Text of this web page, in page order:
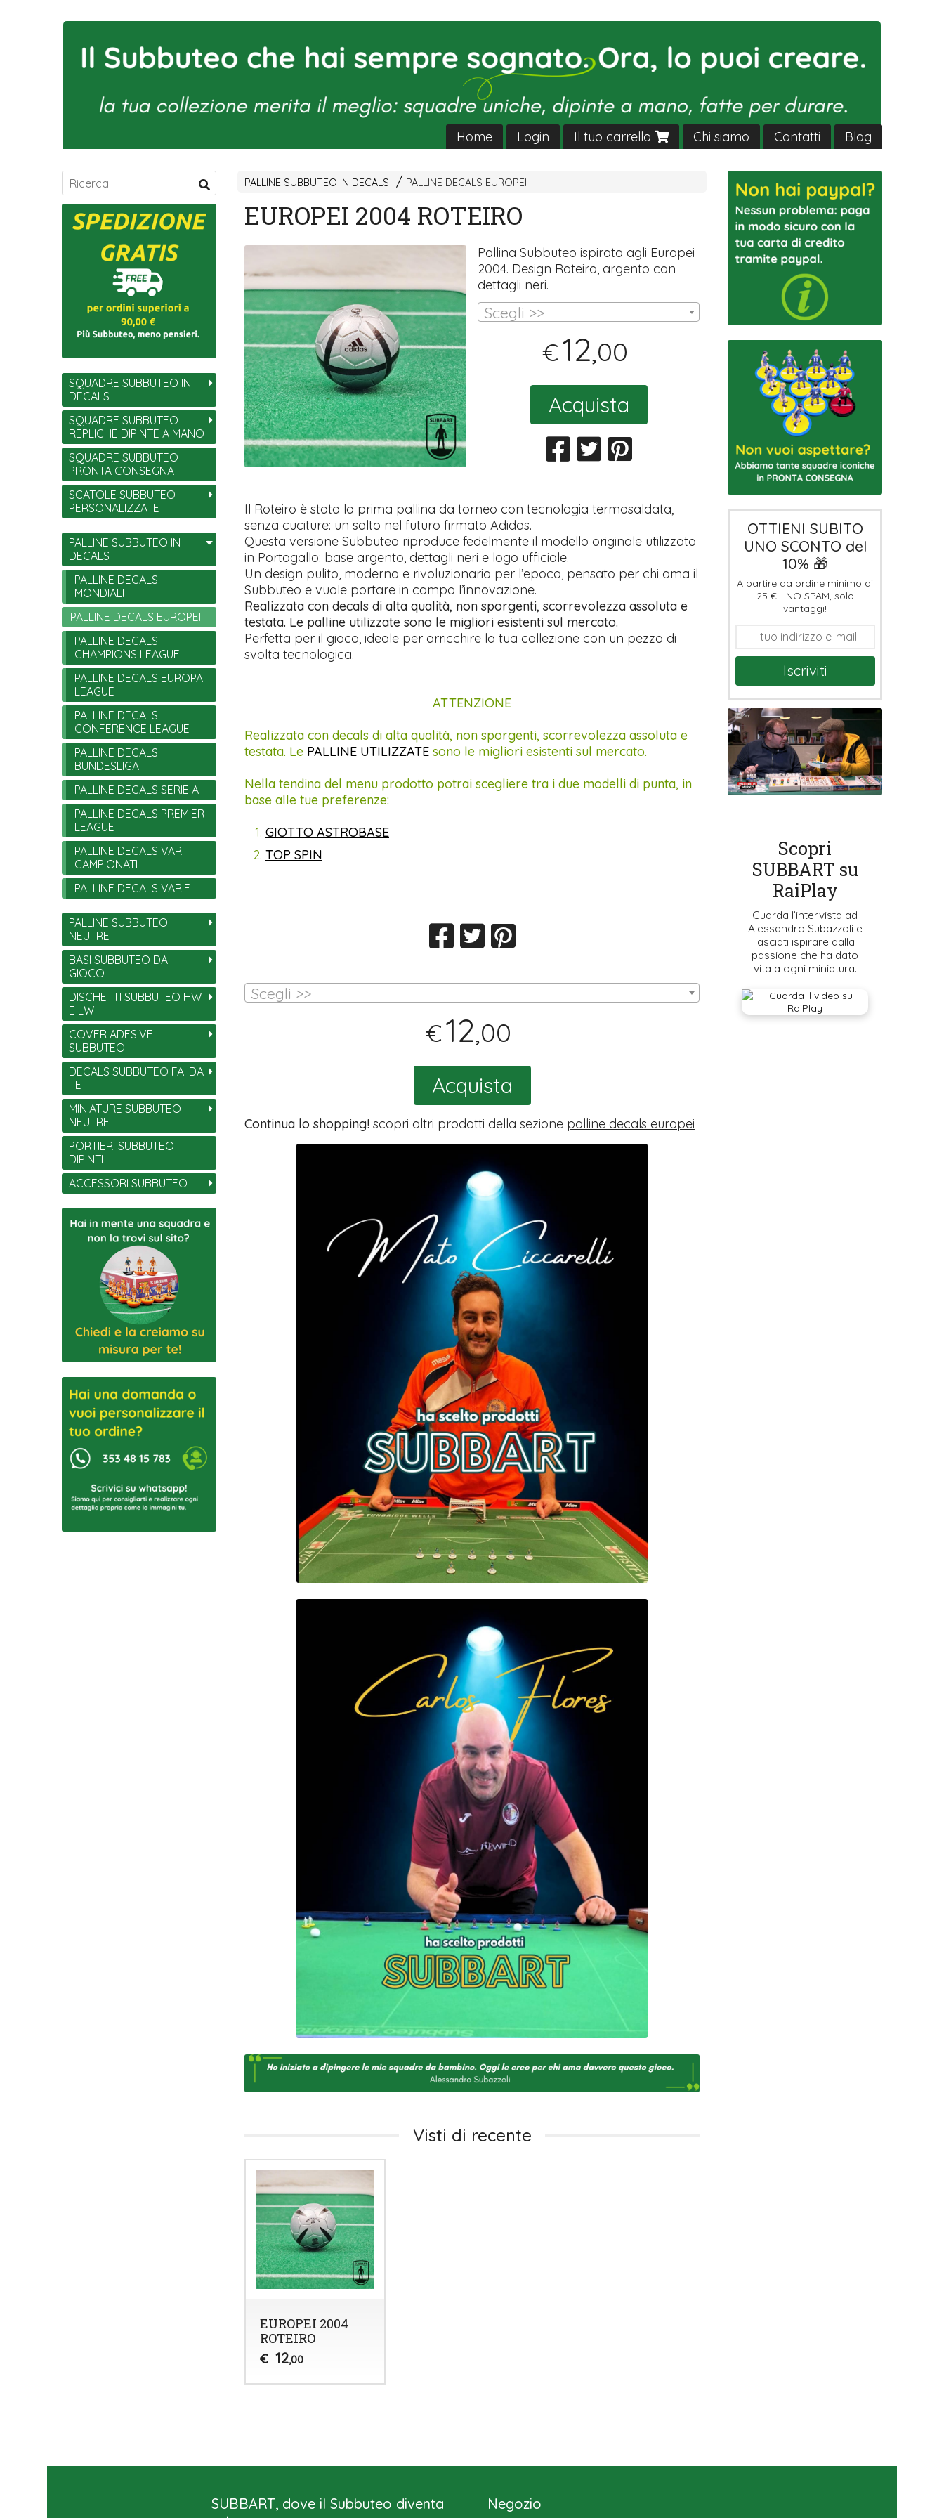
Home Login Il tuo carrello Chi siamo Contatti Blog
PALLINE SUBBUTEO IN DECALS PALLINE DECALS EUROPEI
EUROPEI 2004 ROTEIRO
Pallina Subbuteo ispirata agli Europei
2004. Design Roteiro, argento con
dettagli neri.
Scegli >>
€12,00
Acquista
Il Roteiro è stata la prima pallina da torneo con tecnologia termosaldata,
senza cuciture: un salto nel futuro firmato Adidas.
Questa versione Subbuteo riproduce fedelmente il modello originale utilizzato
in Portogallo: base argento, dettagli neri e logo ufficiale.
Un design pulito, moderno e rivoluzionario per l’epoca, pensato per chi ama il
Subbuteo e vuole portare in campo l’innovazione.
Realizzata con decals di alta qualità, non sporgenti, scorrevolezza assoluta e
testata. Le palline utilizzate sono le migliori esistenti sul mercato.
Perfetta per il gioco, ideale per arricchire la tua collezione con un pezzo di
svolta tecnologica.
ATTENZIONE
Realizzata con decals di alta qualità, non sporgenti, scorrevolezza assoluta e
testata. Le PALLINE UTILIZZATE sono le migliori esistenti sul mercato.
Nella tendina del menu prodotto potrai scegliere tra i due modelli di punta, in
base alle tue preferenze:
GIOTTO ASTROBASE
TOP SPIN
Scegli >>
€12,00
Acquista
Continua lo shopping!scopri altri prodotti della sezione palline decals europei
Visti di recente
EUROPEI 2004
ROTEIRO
€ 12,00
SQUADRE SUBBUTEO IN
DECALS
SQUADRE SUBBUTEO
REPLICHE DIPINTE A MANO
SQUADRE SUBBUTEO
PRONTA CONSEGNA
SCATOLE SUBBUTEO
PERSONALIZZATE
PALLINE SUBBUTEO IN
DECALS
PALLINE DECALS
MONDIALI
PALLINE DECALS EUROPEI
PALLINE DECALS
CHAMPIONS LEAGUE
PALLINE DECALS EUROPA
LEAGUE
PALLINE DECALS
CONFERENCE LEAGUE
PALLINE DECALS
BUNDESLIGA
PALLINE DECALS SERIE A
PALLINE DECALS PREMIER
LEAGUE
PALLINE DECALS VARI
CAMPIONATI
PALLINE DECALS VARIE
PALLINE SUBBUTEO
NEUTRE
BASI SUBBUTEO DA
GIOCO
DISCHETTI SUBBUTEO HW
E LW
COVER ADESIVE
SUBBUTEO
DECALS SUBBUTEO FAI DA
TE
MINIATURE SUBBUTEO
NEUTRE
PORTIERI SUBBUTEO
DIPINTI
ACCESSORI SUBBUTEO
OTTIENI SUBITO
UNO SCONTO del
10% 🎁
A partire da ordine minimo di
25 € - NO SPAM, solo
vantaggi!
Iscriviti
Scopri
SUBBART su
RaiPlay
Guarda l’intervista ad
Alessandro Subazzoli e
lasciati ispirare dalla
passione che ha dato
vita a ogni miniatura.
SUBBART, dove il Subbuteo diventa
Negozio